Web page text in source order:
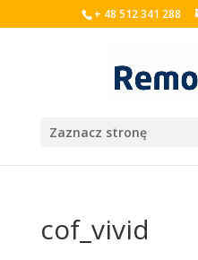
+ 48 512 341 288
Zaznacz stronę
cof_vivid